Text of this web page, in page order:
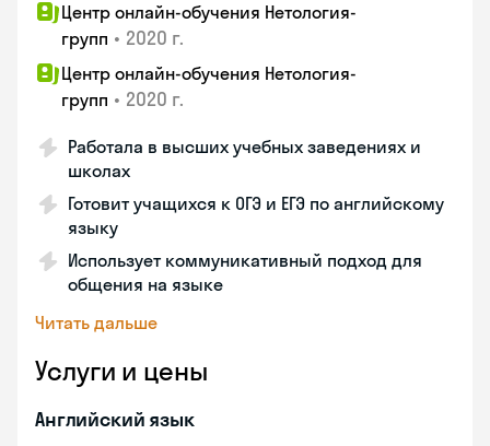
Центр онлайн-обучения Нетология-
групп • 2020 г.
Центр онлайн-обучения Нетология-
групп • 2020 г.
Работала в высших учебных заведениях и
школах
Готовит учащихся к ОГЭ и ЕГЭ по английскому
языку
Использует коммуникативный подход для
общения на языке
Читать дальше
Услуги и цены
Английский язык